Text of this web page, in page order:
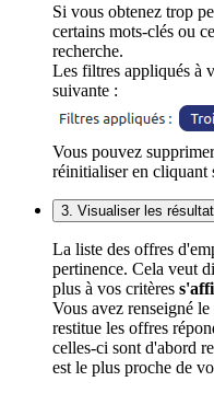
Si vous obtenez trop
certains mots-clés ou
recherche.
Les filtres appliqués à
suivante :
Vous pouvez
réinitialiser en cliquant
3. Visualiser les
La liste des offres
pertinence. Cela veut
plus à vos critères
Vous avez renseigné
restitue les offres
celles-ci sont d'abord
est le plus proche de